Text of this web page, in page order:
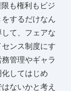
も権利もビジ
するだけなん
て、フェアな
ンス制度にす
管理やギャラ
してはじめ
ないかと考え